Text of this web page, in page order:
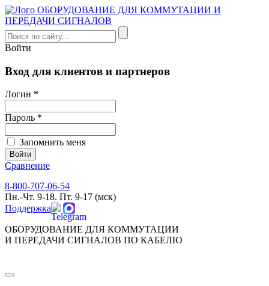
Войти
Вход для клиентов и партнеров
Логин *
Пароль *
Запомнить меня
Сравнение
8-800-707-06-54
Пн.-Чт. 9-18. Пт. 9-17 (мск)
Поддержка
ОБОРУДОВАНИЕ ДЛЯ КОММУТАЦИИ
И ПЕРЕДАЧИ СИГНАЛОВ ПО КАБЕЛЮ